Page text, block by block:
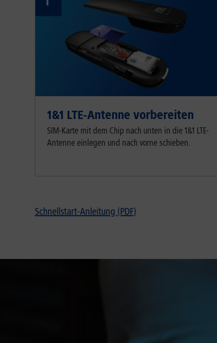
1&1 LTE-Antenne vorbereiten
SIM-Karte mit dem Chip nach unten in die 1&1 LTE-
Antenne einlegen und nach vorne schieben.
Schnellstart-Anleitung (PDF)